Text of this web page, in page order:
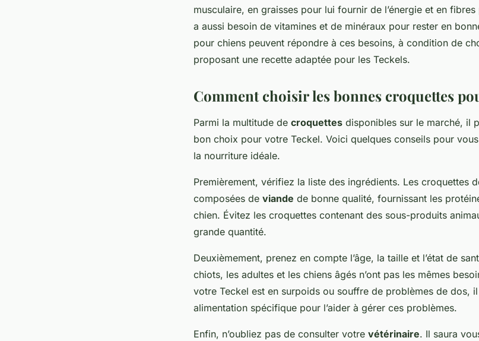
musculaire, en graisses pour lui fournir de l’énergie et en
a aussi besoin de vitamines et de minéraux pour rester en
pour chiens peuvent répondre à ces besoins, à condition de
proposant une recette adaptée pour les Teckels.
Comment choisir les bonnes croquettes
Parmi la multitude de croquettes disponibles sur le marché, il
bon choix pour votre Teckel. Voici quelques conseils pour
la nourriture idéale.
Premièrement, vérifiez la liste des ingrédients. Les croquettes
composées de viande de bonne qualité, fournissant les
chien. Évitez les croquettes contenant des sous-produits
grande quantité.
Deuxièmement, prenez en compte l’âge, la taille et l’état de
chiots, les adultes et les chiens âgés n’ont pas les mêmes
votre Teckel est en surpoids ou souffre de problèmes de dos, il
alimentation spécifique pour l’aider à gérer ces problèmes.
Enfin, n’oubliez pas de consulter votre vétérinaire. Il saura